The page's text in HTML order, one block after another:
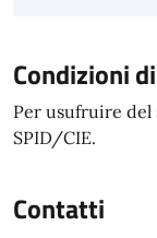
Condizioni
Per usufruire del
SPID/CIE.
Contatti